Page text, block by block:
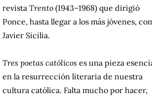
revista Trento (1943–1968) que dirigió
Ponce, hasta llegar a los más jóvenes,
Javier Sicilia.
Tres poetas católicos es una pieza
en la resurrección literaria de nuestra
cultura católica. Falta mucho por hacer,